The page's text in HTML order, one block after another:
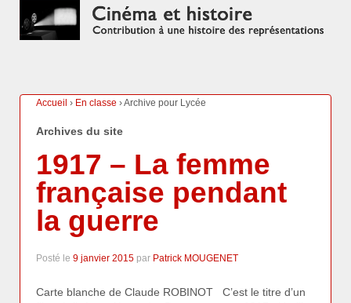
Accueil › En classe ›Archive pour Lycée
Archives du site
1917 – La femme
française pendant
la guerre
Posté le 9 janvier 2015 par Patrick MOUGENET
Carte blanche de Claude ROBINOT C’est le titre d’un